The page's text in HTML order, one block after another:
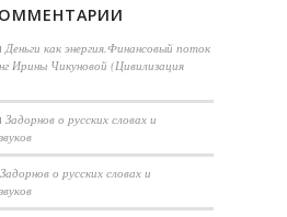
Деньги как энергия.Финансовый поток
Ирины Чикуновой (Цивилизация
Задорнов о русских словах и
Задорнов о русских словах и